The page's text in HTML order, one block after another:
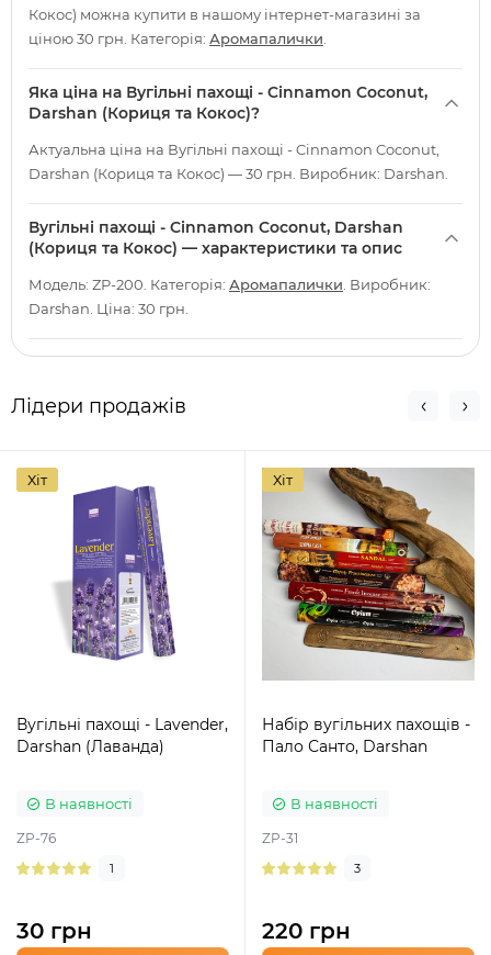
Кокос) можна купити в нашому інтернет-магазині за
ціною 30 грн. Категорія: Аромапалички
Яка ціна на Вугільні пахощі - Cinnamon Coconut,
Darshan (Кориця та Кокос)?
Актуальна ціна на Вугільні пахощі - Cinnamon Coconut,
Darshan (Кориця та Кокос) — 30 грн. Виробник: Darshan.
Вугільні пахощі - Cinnamon Coconut, Darshan
(Кориця та Кокос) — характеристики та опис
Модель: ZP-200. Категорія: Аромапалички . Виробник:
Darshan. Ціна: 30 грн.
Лідери продажів
Хіт
Вугільні пахощі - Lavender,
Darshan (Лаванда)
В наявності
ZP-76
1
30 грн
Хіт
Набір вугільних пахощів -
Пало Санто, Darshan
В наявності
ZP-31
3
220 грн